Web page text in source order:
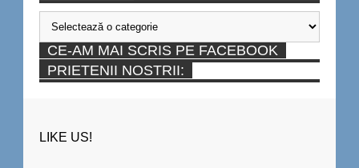
Categorii
CE-AM MAI SCRIS PE FACEBOOK
PRIETENII NOSTRII:
LIKE US!